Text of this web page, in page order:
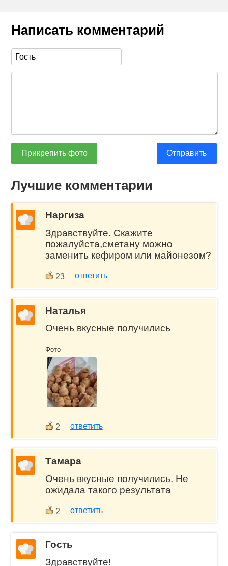
Написать комментарий
Прикрепить фото Отправить
Лучшие комментарии
Наргиза
Здравствуйте. Скажите
пожалуйста,сметану можно
заменить кефиром или майонезом?
23 ответить
Наталья
Очень вкусные получились
Фото
2 ответить
Тамара
Очень вкусные получились. Не
ожидала такого результата
2 ответить
Гость
Здравствуйте!